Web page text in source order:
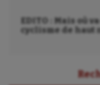
UNSS
EDITO : Mais où
cyclisme de haut